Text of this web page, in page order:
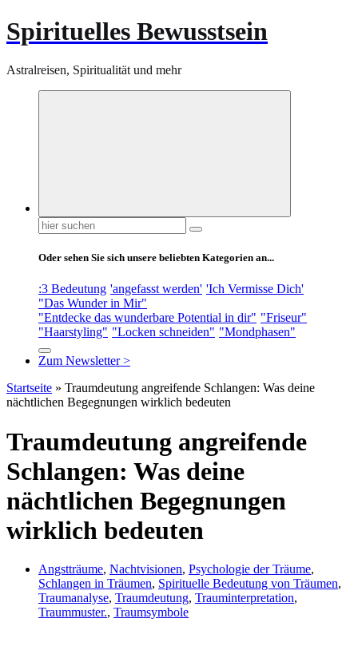
Spirituelles Bewusstsein
Astralreisen, Spiritualität und mehr
Suchen
nach:
Oder sehen Sie sich unsere beliebten Kategorien an...
:3 Bedeutung 'angefasst werden' 'Ich Vermisse Dich'
"Das Wunder in Mir"
"Entdecke das wunderbare Potential in dir" "Friseur"
"Haarstyling" "Locken schneiden" "Mondphasen"
Zum Newsletter >
Startseite » Traumdeutung angreifende Schlangen: Was deine
nächtlichen Begegnungen wirklich bedeuten
Traumdeutung angreifende
Schlangen: Was deine
nächtlichen Begegnungen
wirklich bedeuten
Angstträume, Nachtvisionen, Psychologie der Träume,
Schlangen in Träumen, Spirituelle Bedeutung von Träumen,
Traumanalyse, Traumdeutung, Trauminterpretation,
Traummuster., Traumsymbole